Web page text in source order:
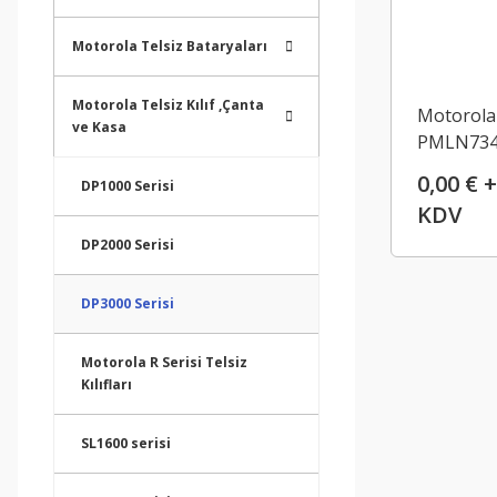
Motorola Telsiz Bataryaları
Motorola Telsiz Kılıf ,Çanta
ve Kasa
DP1000 Serisi
DP2000 Serisi
DP3000 Serisi
Motorola R Serisi Telsiz
Kılıfları
SL1600 serisi
Motorola
0,00 € +
KDV